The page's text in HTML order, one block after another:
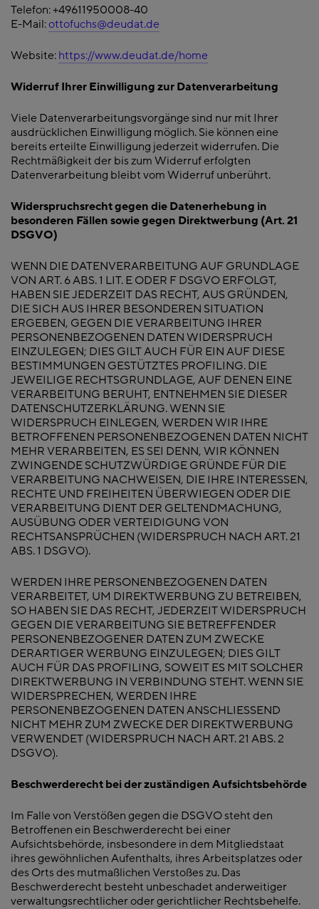
Telefon: +49611950008-40
E-Mail:ottofuchs@deudat.de
Website: https://www.deudat.de/home
Widerruf Ihrer Einwilligung zur Datenverarbeitung
Viele Datenverarbeitungsvorgänge sind nur mit Ihrer
ausdrücklichen Einwilligung möglich. Sie können eine
bereits erteilte Einwilligung jederzeit widerrufen. Die
Rechtmäßigkeit der bis zum Widerruf erfolgten
Datenverarbeitung bleibt vom Widerruf unberührt.
Widerspruchsrecht gegen die Datenerhebung in
besonderen Fällen sowie gegen Direktwerbung (Art. 21
DSGVO)
WENN DIE DATENVERARBEITUNG AUF GRUNDLAGE
VON ART. 6 ABS. 1 LIT. E ODER F DSGVO ERFOLGT,
HABEN SIE JEDERZEIT DAS RECHT, AUS GRÜNDEN,
DIE SICH AUS IHRER BESONDEREN SITUATION
ERGEBEN, GEGEN DIE VERARBEITUNG IHRER
PERSONENBEZOGENEN DATEN WIDERSPRUCH
EINZULEGEN; DIES GILT AUCH FÜR EIN AUF DIESE
BESTIMMUNGEN GESTÜTZTES PROFILING. DIE
JEWEILIGE RECHTSGRUNDLAGE, AUF DENEN EINE
VERARBEITUNG BERUHT, ENTNEHMEN SIE DIESER
DATENSCHUTZERKLÄRUNG. WENN SIE
WIDERSPRUCH EINLEGEN, WERDEN WIR IHRE
BETROFFENEN PERSONENBEZOGENEN DATEN NICHT
MEHR VERARBEITEN, ES SEI DENN, WIR KÖNNEN
ZWINGENDE SCHUTZWÜRDIGE GRÜNDE FÜR DIE
VERARBEITUNG NACHWEISEN, DIE IHRE INTERESSEN,
RECHTE UND FREIHEITEN ÜBERWIEGEN ODER DIE
VERARBEITUNG DIENT DER GELTENDMACHUNG,
AUSÜBUNG ODER VERTEIDIGUNG VON
RECHTSANSPRÜCHEN (WIDERSPRUCH NACH ART. 21
ABS. 1 DSGVO).
WERDEN IHRE PERSONENBEZOGENEN DATEN
VERARBEITET, UM DIREKTWERBUNG ZU BETREIBEN,
SO HABEN SIE DAS RECHT, JEDERZEIT WIDERSPRUCH
GEGEN DIE VERARBEITUNG SIE BETREFFENDER
PERSONENBEZOGENER DATEN ZUM ZWECKE
DERARTIGER WERBUNG EINZULEGEN; DIES GILT
AUCH FÜR DAS PROFILING, SOWEIT ES MIT SOLCHER
DIREKTWERBUNG IN VERBINDUNG STEHT. WENN SIE
WIDERSPRECHEN, WERDEN IHRE
PERSONENBEZOGENEN DATEN ANSCHLIESSEND
NICHT MEHR ZUM ZWECKE DER DIREKTWERBUNG
VERWENDET (WIDERSPRUCH NACH ART. 21 ABS. 2
DSGVO).
Beschwerderecht bei der zuständigen Aufsichtsbehörde
Im Falle von Verstößen gegen die DSGVO steht den
Betroffenen ein Beschwerderecht bei einer
Aufsichtsbehörde, insbesondere in dem Mitgliedstaat
ihres gewöhnlichen Aufenthalts, ihres Arbeitsplatzes oder
des Orts des mutmaßlichen Verstoßes zu. Das
Beschwerderecht besteht unbeschadet anderweitiger
verwaltungsrechtlicher oder gerichtlicher Rechtsbehelfe.